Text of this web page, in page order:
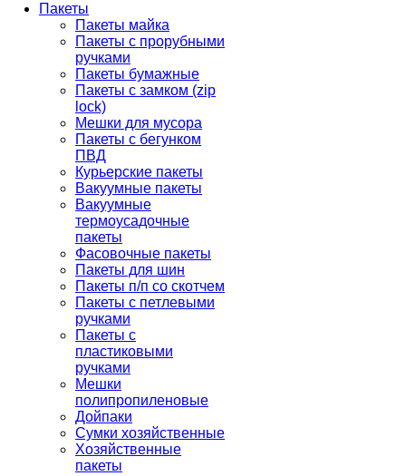
Пакеты
Пакеты майка
Пакеты с прорубными
ручками
Пакеты бумажные
Пакеты с замком (zip
lock)
Мешки для мусора
Пакеты с бегунком
ПВД
Курьерские пакеты
Вакуумные пакеты
Вакуумные
термоусадочные
пакеты
Фасовочные пакеты
Пакеты для шин
Пакеты п/п со скотчем
Пакеты с петлевыми
ручками
Пакеты с
пластиковыми
ручками
Мешки
полипропиленовые
Дойпаки
Сумки хозяйственные
Хозяйственные
пакеты